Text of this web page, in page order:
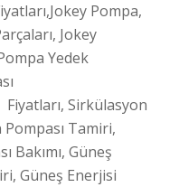
Pompa,
Jokey
Yedek
Fiyatları, Sirkülasyon
Tamiri,
Bakımı, Güneş
Güneş Enerjisi